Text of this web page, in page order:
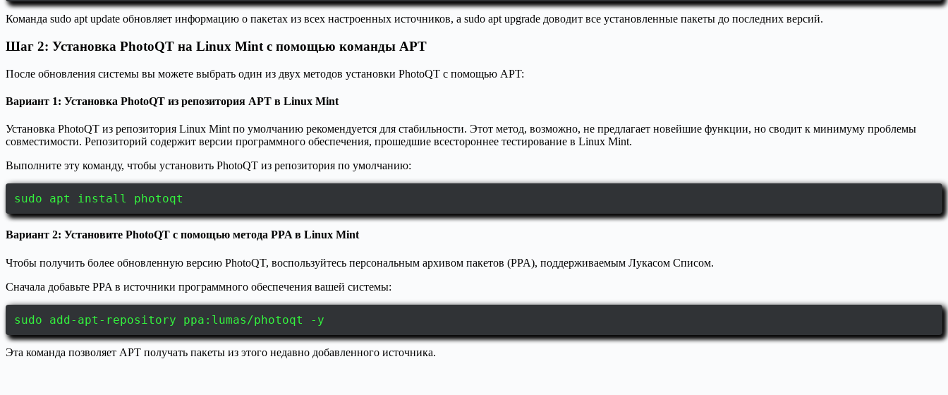
Команда sudo apt update обновляет информацию о пакетах из всех настроенных источников, а sudo apt upgrade доводит все установленные пакеты до последних версий.
Шаг 2: Установка PhotoQT на Linux Mint с помощью команды APT
После обновления системы вы можете выбрать один из двух методов установки PhotoQT с помощью APT:
Вариант 1: Установка PhotoQT из репозитория APT в Linux Mint
Установка PhotoQT из репозитория Linux Mint по умолчанию рекомендуется для стабильности. Этот метод, возможно, не предлагает новейшие функции, но сводит к минимуму проблемы
совместимости. Репозиторий содержит версии программного обеспечения, прошедшие всестороннее тестирование в Linux Mint.
Выполните эту команду, чтобы установить PhotoQT из репозитория по умолчанию:
sudo apt install photoqt
Вариант 2: Установите PhotoQT с помощью метода PPA в Linux Mint
Чтобы получить более обновленную версию PhotoQT, воспользуйтесь персональным архивом пакетов (PPA), поддерживаемым Лукасом Списом.
Сначала добавьте PPA в источники программного обеспечения вашей системы:
sudo add-apt-repository ppa:lumas/photoqt -y
Эта команда позволяет APT получать пакеты из этого недавно добавленного источника.